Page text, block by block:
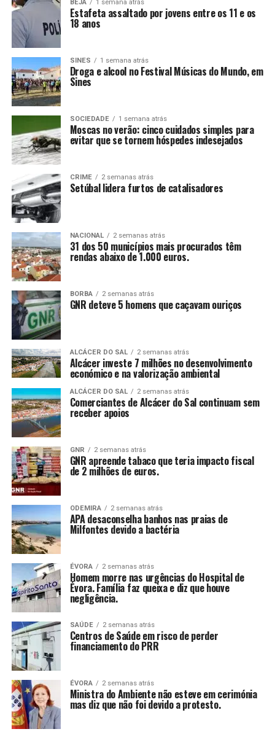
BEJA 1 semana atrás
Estafeta assaltado por jovens entre os 11 e os
18 anos
SINES 1 semana atrás
Droga e alcool no Festival Músicas do Mundo, em
Sines
SOCIEDADE 1 semana atrás
Moscas no verão: cinco cuidados simples para
evitar que se tornem hóspedes indesejados
CRIME 2 semanas atrás
Setúbal lidera furtos de catalisadores
NACIONAL 2 semanas atrás
31 dos 50 municípios mais procurados têm
rendas abaixo de 1.000 euros.
BORBA 2 semanas atrás
GNR deteve 5 homens que caçavam ouriços
ALCÁCER DO SAL 2 semanas atrás
Alcácer investe 7 milhões no desenvolvimento
económico e na valorização ambiental
ALCÁCER DO SAL 2 semanas atrás
Comerciantes de Alcácer do Sal continuam sem
receber apoios
GNR 2 semanas atrás
GNR apreende tabaco que teria impacto fiscal
de 2 milhões de euros.
ODEMIRA 2 semanas atrás
APA desaconselha banhos nas praias de
Milfontes devido a bactéria
ÉVORA 2 semanas atrás
Homem morre nas urgências do Hospital de
Évora. Família faz queixa e diz que houve
negligência.
SAÚDE 2 semanas atrás
Centros de Saúde em risco de perder
financiamento do PRR
ÉVORA 2 semanas atrás
Ministra do Ambiente não esteve em cerimónia
mas diz que não foi devido a protesto.